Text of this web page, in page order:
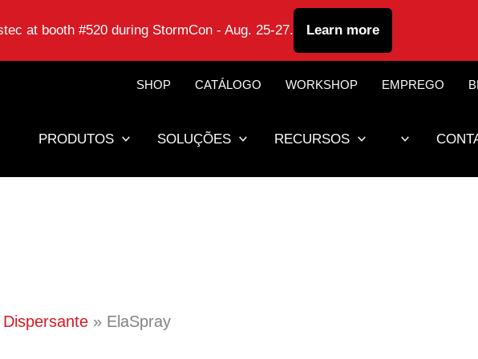
SHOP CATÁLOGO WORKSHOP EMPREGO
PRODUTOS SOLUÇÕES RECURSOS
ElaSpray
at booth #520 during StormCon - Aug. 25-27. Learn more